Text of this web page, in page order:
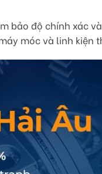
bảo độ chính xác
móc và linh